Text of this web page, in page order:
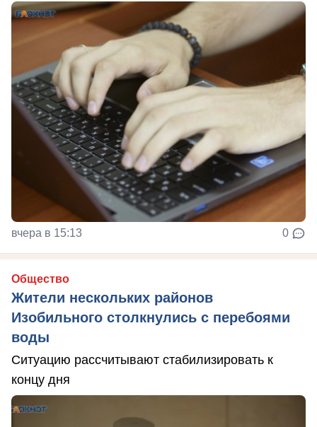
вчера в 15:13 0
Общество
Жители нескольких районов
Изобильного столкнулись с перебоями
воды
Ситуацию рассчитывают стабилизировать к
концу дня